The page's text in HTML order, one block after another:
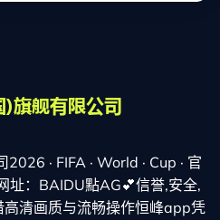
· FIFA · World · Cup · 官
址：BAIDU點AG💕信誉,安全,
清画质与流畅操作恒峰app凭